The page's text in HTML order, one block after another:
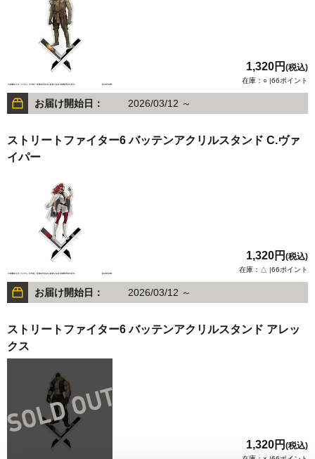
1,320円 (税込)
在庫：○ |66ポイント
お届け開始日： 2026/03/12 ～
ストリートファイター6 バッテンアクリルスタンド C.ヴァ
イパー
1,320円 (税込)
在庫：△ |66ポイント
お届け開始日： 2026/03/12 ～
ストリートファイター6 バッテンアクリルスタンド アレッ
クス
1,320円 (税込)